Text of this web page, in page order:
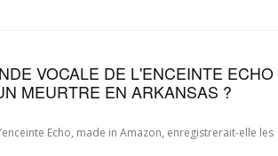
VOCALE DE L'ENCEINTE ECHO
MEURTRE EN ARKANSAS ?
Echo, made in Amazon, enregistrerait-elle les